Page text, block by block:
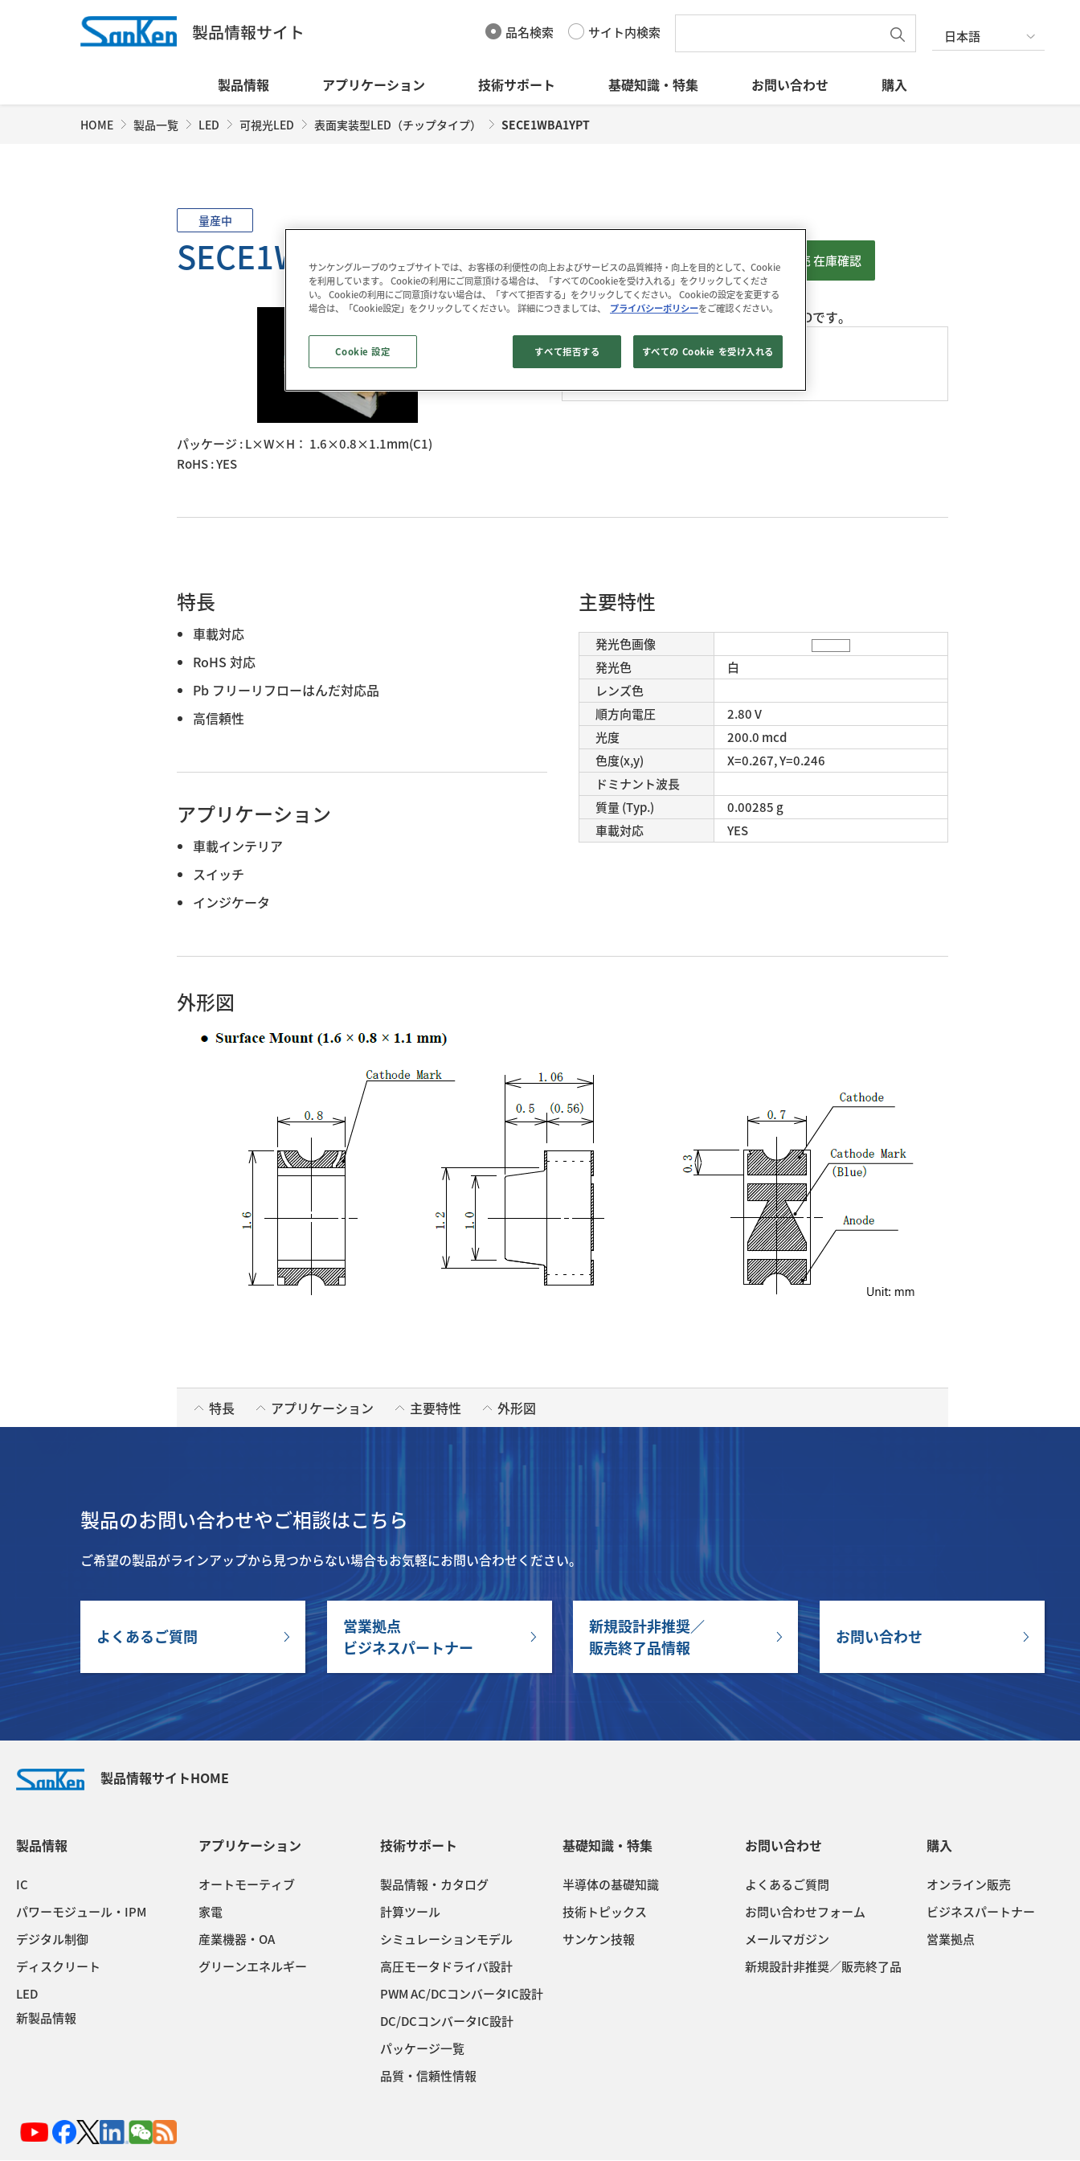
品名検索 サイト内検索 日本語
製品情報 アプリケーション 技術サポート 基礎知識・特集 お問い合わせ 購入
HOME 製品一覧 LED 可視光LED 表面実装型LED（チップタイプ） SECE1WBA1YPT
量産中
SECE1WBA1YPT
パッケージ : L×W×H： 1.6×0.8×1.1mm(C1)
RoHS : YES
データシート(328KB) WEB販売 在庫確認
SECE1WBA1YPTは、白色の表面実装型LEDです。
データダウンロード
3D CADデータ 梱包仕様
特長
車載対応
RoHS 対応
Pb フリーリフローはんだ対応品
高信頼性
アプリケーション
車載インテリア
スイッチ
インジケータ
主要特性
発光色画像
発光色
白
レンズ色
順方向電圧
2.80 V
光度
200.0 mcd
色度(x,y)
X=0.267, Y=0.246
ドミナント波長
質量 (Typ.)
0.00285 g
車載対応
YES
外形図
特長 アプリケーション 主要特性 外形図
製品のお問い合わせやご相談はこちら
ご希望の製品がラインアップから見つからない場合もお気軽にお問い合わせください。
よくあるご質問
営業拠点
ビジネスパートナー
新規設計非推奨／
販売終了品情報
お問い合わせ
製品情報サイトHOME
製品情報
IC
パワーモジュール・IPM
デジタル制御
ディスクリート
LED
新製品情報
アプリケーション
オートモーティブ
家電
産業機器・OA
グリーンエネルギー
技術サポート
製品情報・カタログ
計算ツール
シミュレーションモデル
高圧モータドライバ設計
PWM AC/DCコンバータIC設計
DC/DCコンバータIC設計
パッケージ一覧
品質・信頼性情報
基礎知識・特集
半導体の基礎知識
技術トピックス
サンケン技報
お問い合わせ
よくあるご質問
お問い合わせフォーム
メールマガジン
新規設計非推奨／販売終了品
購入
オンライン販売
ビジネスパートナー
営業拠点
サンケングループのウェブサイトでは、お客様の利便性の向上およびサービスの品質維持・向上を目的として、Cookie
を利用しています。 Cookieの利用にご同意頂ける場合は、「すべてのCookieを受け入れる」をクリックしてくださ
い。 Cookieの利用にご同意頂けない場合は、「すべて拒否する」をクリックしてください。 Cookieの設定を変更する
場合は、「Cookie設定」をクリックしてください。 詳細につきましては、
プライバシーポリシーをご確認ください。
すべて拒否する すべての Cookie を受け入れる
Cookie 設定